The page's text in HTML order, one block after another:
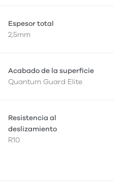
Espesor total
2,5mm
Acabado de la superficie
Quantum Guard Elite
Resistencia al
deslizamiento
R10